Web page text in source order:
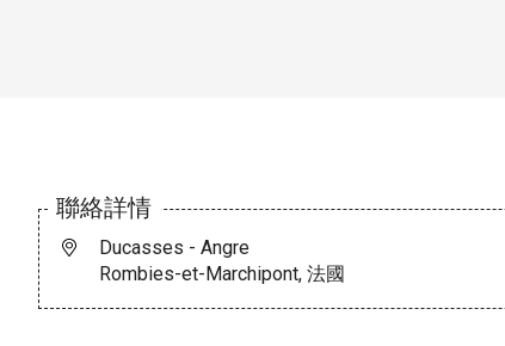
聯絡詳情
Ducasses - Angre
Rombies-et-Marchipont, 法國